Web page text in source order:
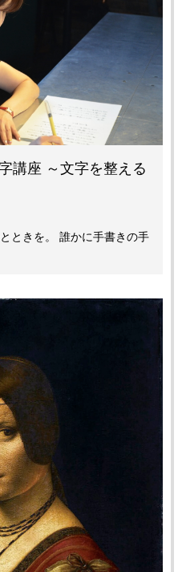
講座 ～文字を整える
ときを。 誰かに手書きの手